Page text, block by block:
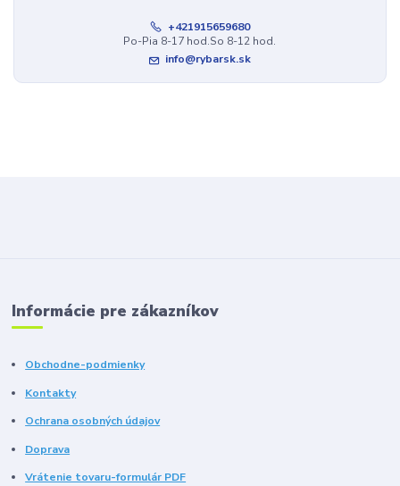
+421915659680
Po-Pia 8-17 hod.So 8-12 hod.
info@rybarsk.sk
Informácie pre zákazníkov
Obchodne-podmienky
Kontakty
Ochrana osobných údajov
Doprava
Vrátenie tovaru-formulár PDF